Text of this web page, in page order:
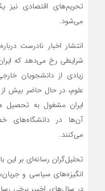
تحریم‌های اقتصادی نیز
می‌شود.
انتشار اخبار نادرست
شرایطی رخ می‌دهد که
زیادی از دانشجویان
ایران مشغول به تحصیل
آن‌ها در دانشگاه‌های
می‌کنند.
تحلیل‌گران رسانه‌ای بر این
انگیزه‌های سیاسی و